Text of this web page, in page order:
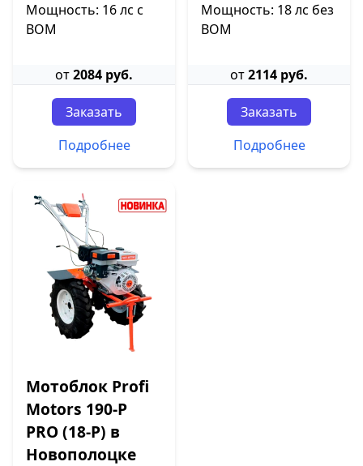
Мощность: 16 лс с
ВОМ
от2084 руб.
Заказать
Подробнее
Мощность: 18 лс без
ВОМ
от2114 руб.
Заказать
Подробнее
Мотоблок Profi
Motors 190-P
PRO (18-P) в
Новополоцке